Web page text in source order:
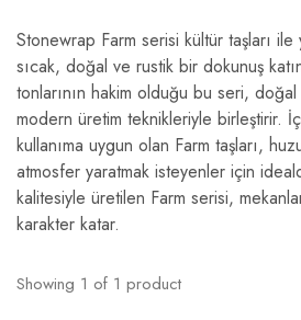
Stonewrap Farm serisi kültür taşları ile
sıcak, doğal ve rustik bir dokunuş
tonlarının hakim olduğu bu seri,
modern üretim teknikleriyle birleştirir.
kullanıma uygun olan Farm taşları,
atmosfer yaratmak isteyenler için
kalitesiyle üretilen Farm serisi,
karakter katar.
Showing 1 of 1 product